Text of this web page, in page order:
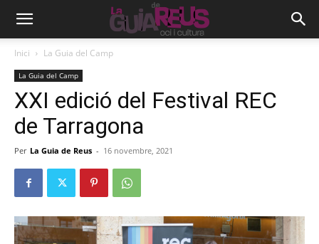
Inici La Guia del Camp
La Guia del Camp
XXI edició del Festival REC
de Tarragona
Per La Guia de Reus - 16 novembre, 2021